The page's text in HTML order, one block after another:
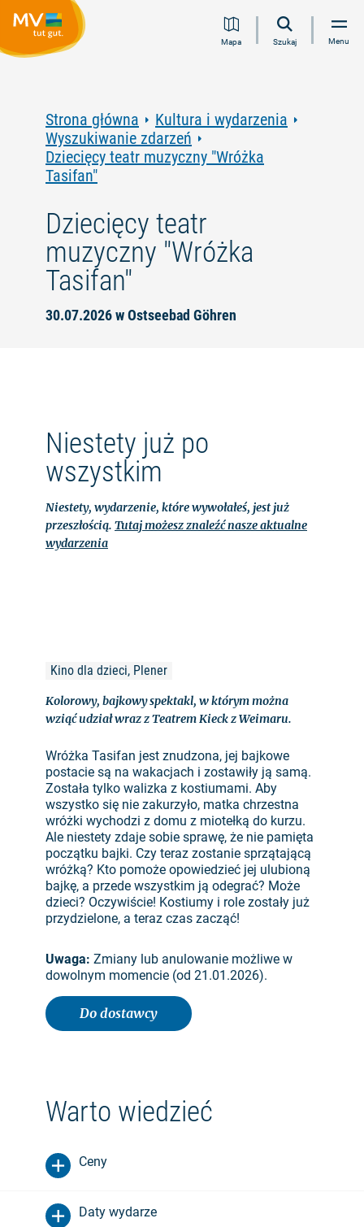
Przejdź
Przejdź
Przejdź
Przejdź
Mapa Szukaj Menu
Strona główna
Kultura i wydarzenia
Wyszukiwanie zdarzeń
Dziecięcy teatr muzyczny "Wróżka
Tasifan"
Dziecięcy teatr
muzyczny "Wróżka
Tasifan"
30.07.2026 w Ostseebad Göhren
Niestety już po
wszystkim
Niestety, wydarzenie, które wywołałeś, jest już
przeszłością. Tutaj możesz znaleźć nasze aktualne
wydarzenia
Kino dla dzieci, Plener
Kolorowy, bajkowy spektakl, w którym można
wziąć udział wraz z Teatrem Kieck z Weimaru.
Wróżka Tasifan jest znudzona, jej bajkowe
postacie są na wakacjach i zostawiły ją samą.
Została tylko walizka z kostiumami. Aby
wszystko się nie zakurzyło, matka chrzestna
wróżki wychodzi z domu z miotełką do kurzu.
Ale niestety zdaje sobie sprawę, że nie pamięta
początku bajki. Czy teraz zostanie sprzątającą
wróżką? Kto pomoże opowiedzieć jej ulubioną
bajkę, a przede wszystkim ją odegrać? Może
dzieci? Oczywiście! Kostiumy i role zostały już
przydzielone, a teraz czas zacząć!
Uwaga: Zmiany lub anulowanie możliwe w
dowolnym momencie (od 21.01.2026).
Do dostawcy
Warto wiedzieć
Ceny
Daty wydarze